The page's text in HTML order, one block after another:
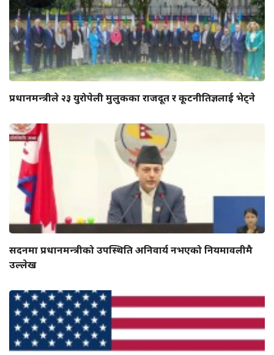
प्रधानमन्त्रीले २३ युरोपेली मुलुकका राजदूत र कूटनीतिज्ञलाई भेट्ने
सदनमा प्रधानमन्त्रीको उपस्थिति अनिवार्य नभएको नियमावलीमै
उल्लेख